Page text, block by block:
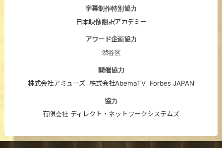
字幕制作特別協力
日本映像翻訳アカデミー
アワード企画協力
渋谷区
開催協力
株式会社アミューズ 株式会社AbemaTV Forbes JAPAN
協力
有限会社 ディレクト・ネットワークシステムズ